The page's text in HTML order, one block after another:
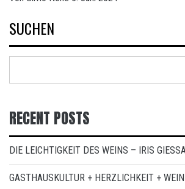
SUCHEN
RECENT POSTS
DIE LEICHTIGKEIT DES WEINS – IRIS
GASTHAUSKULTUR + HERZLICHKEIT +